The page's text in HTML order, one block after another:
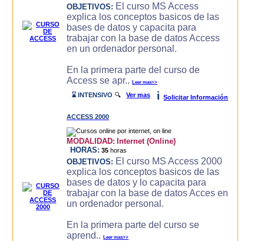
OBJETIVOS: El curso MS Access
explica los conceptos basicos de las
bases de datos y capacita para
trabajar con la base de datos Access
en un ordenador personal.
En la primera parte del curso de
Access se apr..Leer mas>>
⌛ INTENSIVO 🔍Ver mas i Solicitar Información
ACCESS 2000
MODALIDAD: Internet (Online)
HORAS: 35 horas
OBJETIVOS: El curso MS Access 2000
explica los conceptos basicos de las
bases de datos y lo capacita para
trabajar con la base de datos Acces en
un ordenador personal.
En la primera parte del curso se
aprend..Leer mas>>